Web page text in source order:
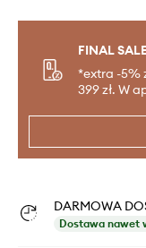
FINAL
*extra -5%
399 zł. W
DARMOWA
Dostawa nawet